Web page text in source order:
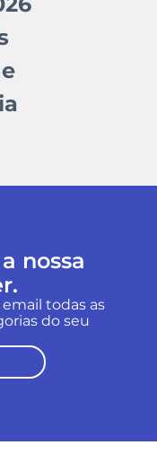
nossa
todas as
do seu